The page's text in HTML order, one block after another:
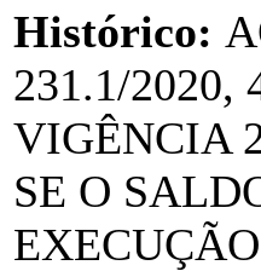
Histórico:
231.1/2020,
VIGÊNCIA
SE O